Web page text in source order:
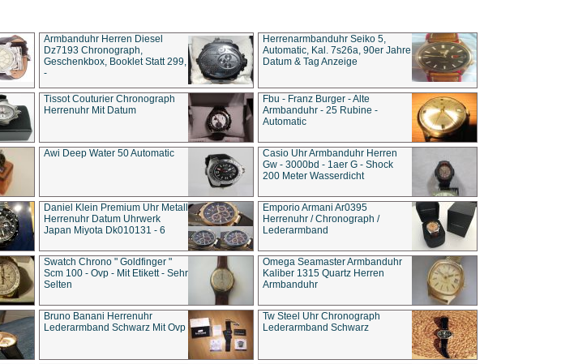
Armbanduhr Herren Diesel
Dz7193 Chro­no­graph,
Geschenkbox, Booklet Statt 299,
-
Herrenarmbanduhr Seiko 5,
Automatic, Kal. 7s26a, 90er Jahre
Datum & Tag Anzeige
Tissot Couturier Chronograph
Herrenuhr Mit Datum
Fbu - Franz Burger - Alte
Armbanduhr - 25 Rubine -
Automatic
Awi Deep Water 50 Automatic
Casio Uhr Armbanduhr Herren
Gw - 3000bd - 1aer G - Shock
200 Meter Wasserdicht
Daniel Klein Premium Uhr Metall
Herrenuhr Datum Uhrwerk
Japan Miyota Dk010131 - 6
Emporio Armani Ar0395
Herrenuhr / Chronograph /
Lederarmband
Swatch Chrono " Goldfinger "
Scm 100 - Ovp - Mit Etikett - Sehr
Selten
Omega Seamaster Armbanduhr
Kaliber 1315 Quartz Herren
Armbanduhr
Bruno Banani Herrenuhr
Lederarmband Schwarz Mit Ovp
Tw Steel Uhr Chronograph
Lederarmband Schwarz